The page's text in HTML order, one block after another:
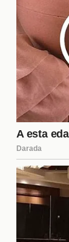
los
El
medida
forman
deben ser
que una
mismo
menudo